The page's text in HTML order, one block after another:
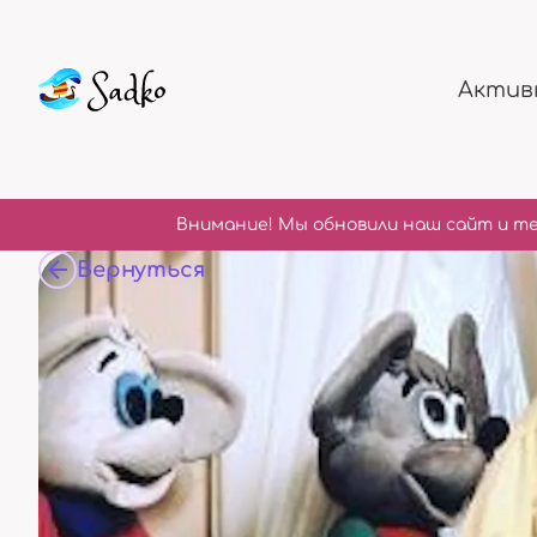
Внимание! Мы обновили наш сайт и
Вернуться